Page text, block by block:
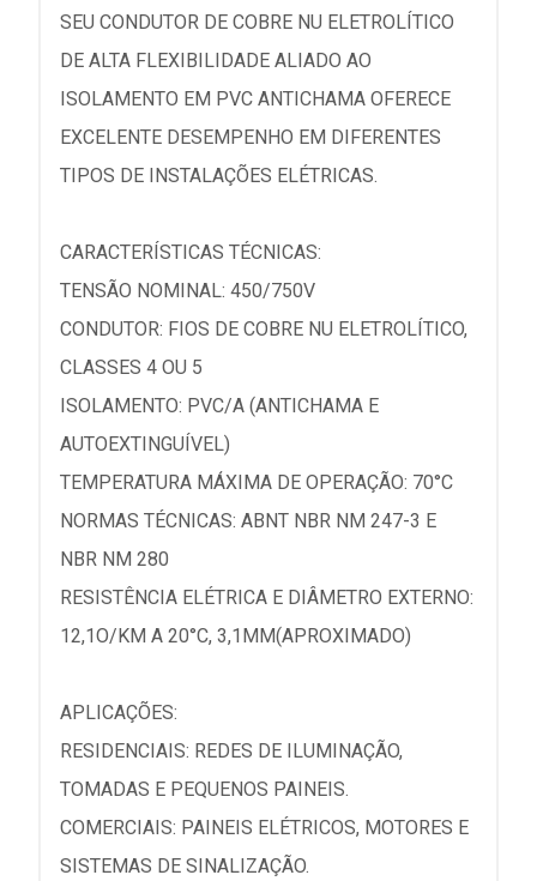
SEU CONDUTOR DE COBRE NU ELETROLÍTICO
DE ALTA FLEXIBILIDADE ALIADO AO
ISOLAMENTO EM PVC ANTICHAMA OFERECE
EXCELENTE DESEMPENHO EM DIFERENTES
TIPOS DE INSTALAÇÕES ELÉTRICAS.
CARACTERÍSTICAS TÉCNICAS:
TENSÃO NOMINAL: 450/750V
CONDUTOR: FIOS DE COBRE NU ELETROLÍTICO,
CLASSES 4 OU 5
ISOLAMENTO: PVC/A (ANTICHAMA E
AUTOEXTINGUÍVEL)
TEMPERATURA MÁXIMA DE OPERAÇÃO: 70°C
NORMAS TÉCNICAS: ABNT NBR NM 247-3 E
NBR NM 280
RESISTÊNCIA ELÉTRICA E DIÂMETRO EXTERNO:
12,1O/KM A 20°C, 3,1MM(APROXIMADO)
APLICAÇÕES:
RESIDENCIAIS: REDES DE ILUMINAÇÃO,
TOMADAS E PEQUENOS PAINEIS.
COMERCIAIS: PAINEIS ELÉTRICOS, MOTORES E
SISTEMAS DE SINALIZAÇÃO.